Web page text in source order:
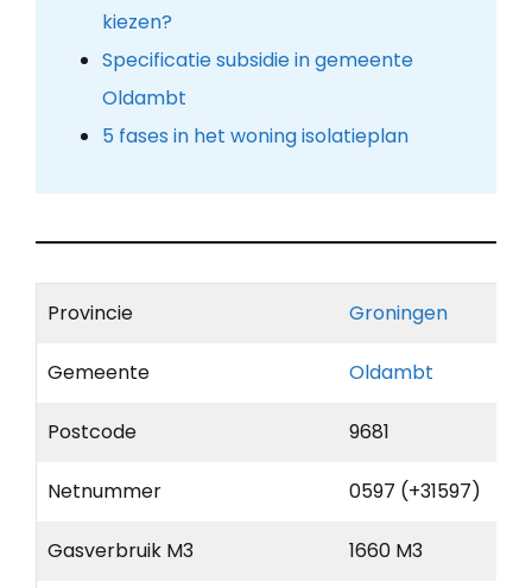
kiezen?
Specificatie subsidie in gemeente
Oldambt
5 fases in het woning isolatieplan
Provincie Groningen
Gemeente Oldambt
Postcode 9681
Netnummer 0597 (+31597)
Gasverbruik M3 1660 M3